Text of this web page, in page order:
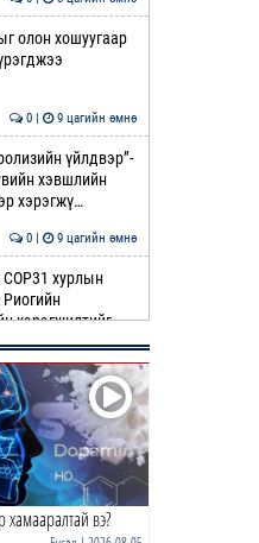
олон хошуугаар
0 | 9 цагийн өмнө
үйлдвэр”-
хэвшлийн
хэрэгжү…
0 | 9 цагийн өмнө
COP31 хурлын
хэрэгжилтийг
парадокс нь
0 | 10 цагийн өмнө
Найманвэ?